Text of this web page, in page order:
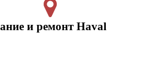
и ремонт Haval